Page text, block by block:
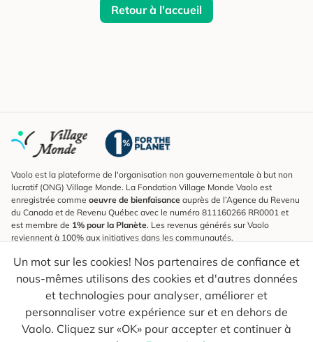
Retour à l'accueil
Un mot sur les cookies! Nos partenaires de confiance et
nous-mêmes utilisons des cookies et d'autres données
et technologies pour analyser, améliorer et
personnaliser votre expérience sur et en dehors de
Vaolo. Cliquez sur «OK» pour accepter et continuer à
Vaolo est la plateforme de l'organisation non gouvernementale à but non
lucratif (ONG) Village Monde. La Fondation Village Monde Vaolo est
enregistrée comme oeuvre de bienfaisance auprès de l’Agence du Revenu
du Canada et de Revenu Québec avec le numéro 811160266 RR0001 et
est membre de 1% pour la Planète. Les revenus générés sur Vaolo
reviennent à 100% aux initiatives dans les communautés.
S'inscrire à l'infolettre
Pour connaître les nouveautés, suivre nos explorateurs et recevoir des
astuces pour des voyages plus conscients.
Ton courriel Envoyer